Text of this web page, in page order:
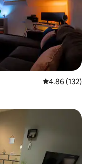
औसत रेटिंग 5 में से
4.86 (132)